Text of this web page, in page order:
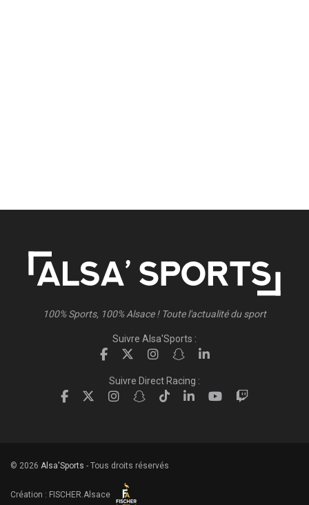
100% Sports, 100% Alsace ! Toute l'actualité du sport
Suivre Alsa'Sports :
Suivre Direct Racing :
© 2026 Alsa'Sports - Tous droits réservés
Création : FISCHER.Alsace